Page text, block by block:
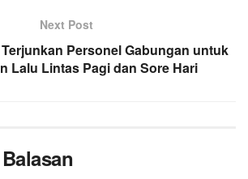
Next Post
Personel Gabungan untuk
Lalu Lintas Pagi dan Sore Hari